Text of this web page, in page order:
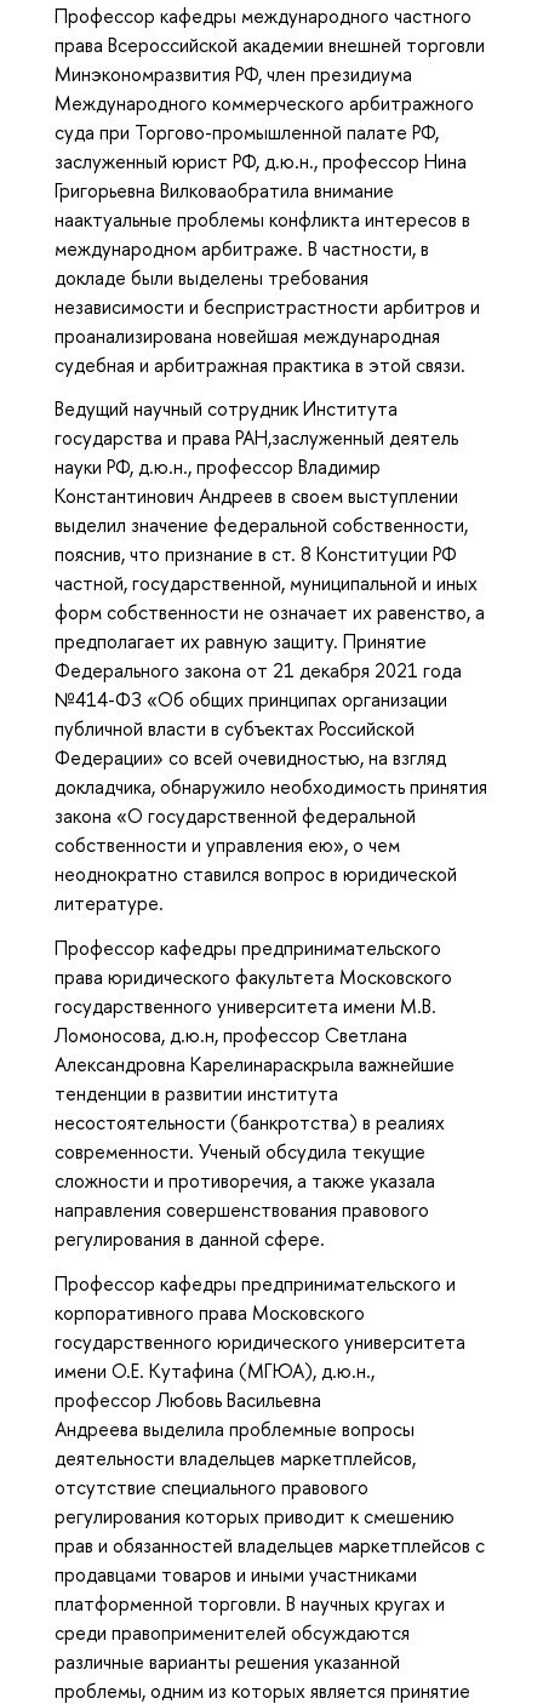
Профессор кафедры международного частного
права Всероссийской академии внешней торговли
Минэкономразвития РФ, член президиума
Международного коммерческого арбитражного
суда при Торгово-промышленной палате РФ,
заслуженный юрист РФ, д.ю.н., профессор Нина
Григорьевна Вилковаобратила внимание
наактуальные проблемы конфликта интересов в
международном арбитраже. В частности, в
докладе были выделены требования
независимости и беспристрастности арбитров и
проанализирована новейшая международная
судебная и арбитражная практика в этой связи.
Ведущий научный сотрудник Института
государства и права РАН,заслуженный деятель
науки РФ, д.ю.н., профессор Владимир
Константинович Андреев в своем выступлении
выделил значение федеральной собственности,
пояснив, что признание в ст. 8 Конституции РФ
частной, государственной, муниципальной и иных
форм собственности не означает их равенство, а
предполагает их равную защиту. Принятие
Федерального закона от 21 декабря 2021 года
№414-ФЗ «Об общих принципах организации
публичной власти в субъектах Российской
Федерации» со всей очевидностью, на взгляд
докладчика, обнаружило необходимость принятия
закона «О государственной федеральной
собственности и управления ею», о чем
неоднократно ставился вопрос в юридической
литературе.
Профессор кафедры предпринимательского
права юридического факультета Московского
государственного университета имени М.В.
Ломоносова, д.ю.н, профессор Светлана
Александровна Карелинараскрыла важнейшие
тенденции в развитии института
несостоятельности (банкротства) в реалиях
современности. Ученый обсудила текущие
сложности и противоречия, а также указала
направления совершенствования правового
регулирования в данной сфере.
Профессор кафедры предпринимательского и
корпоративного права Московского
государственного юридического университета
имени О.Е. Кутафина (МГЮА), д.ю.н.,
профессор Любовь Васильевна
Андреева выделила проблемные вопросы
деятельности владельцев маркетплейсов,
отсутствие специального правового
регулирования которых приводит к смешению
прав и обязанностей владельцев маркетплейсов с
продавцами товаров и иными участниками
платформенной торговли. В научных кругах и
среди правоприменителей обсуждаются
различные варианты решения указанной
проблемы, одним из которых является принятие